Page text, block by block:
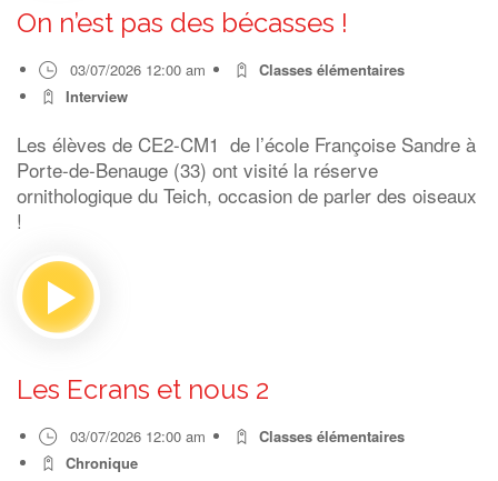
On n’est pas des bécasses !
03/07/2026 12:00 am
Classes élémentaires
Interview
Les élèves de CE2-CM1 de l’école Françoise Sandre à
Porte-de-Benauge (33) ont visité la réserve
ornithologique du Teich, occasion de parler des oiseaux
!
Les Ecrans et nous 2
03/07/2026 12:00 am
Classes élémentaires
Chronique